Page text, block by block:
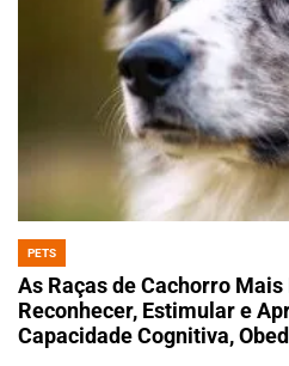
POSTED
IN
PETS
As Raças de Cachorro
Reconhecer, Estimular e
Capacidade Cognitiva,